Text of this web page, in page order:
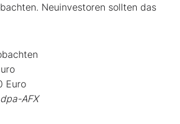
Neuinvestoren sollten das
Euro
AFX